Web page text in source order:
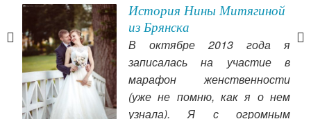
История Нины Митягиной
из Брянска
В октябре 2013 года я
записалась на участие в
марафон женственности
(уже не помню, как я о нем
узнала). Я с огромным